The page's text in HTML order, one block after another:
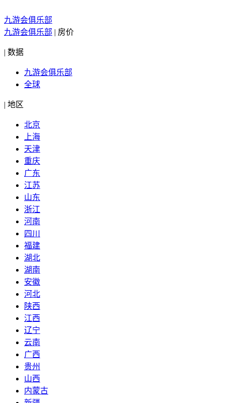
九游会俱乐部
九游会俱乐部 | 房价
| 数据
九游会俱乐部
全球
| 地区
北京
上海
天津
重庆
广东
江苏
山东
浙江
河南
四川
福建
湖北
湖南
安徽
河北
陕西
江西
辽宁
云南
广西
贵州
山西
内蒙古